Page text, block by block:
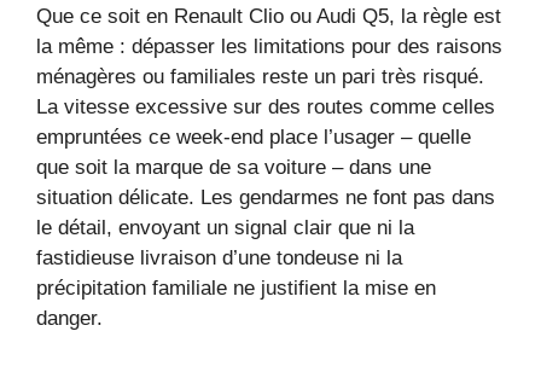
Que ce soit en Renault Clio ou Audi Q5, la règle est
la même : dépasser les limitations pour des raisons
ménagères ou familiales reste un pari très risqué.
La vitesse excessive sur des routes comme celles
empruntées ce week-end place l’usager – quelle
que soit la marque de sa voiture – dans une
situation délicate. Les gendarmes ne font pas dans
le détail, envoyant un signal clair que ni la
fastidieuse livraison d’une tondeuse ni la
précipitation familiale ne justifient la mise en
danger.